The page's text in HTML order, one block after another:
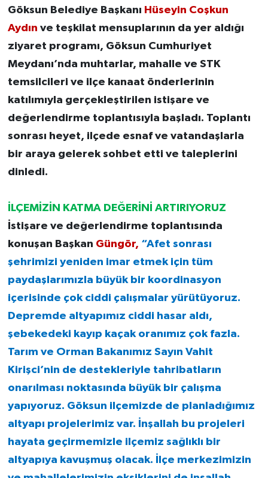
Göksun Belediye Başkanı Hüseyin Coşkun
Aydın ve teşkilat mensuplarının da yer aldığı
ziyaret programı, Göksun Cumhuriyet
Meydanı’nda muhtarlar, mahalle ve STK
temsilcileri ve ilçe kanaat önderlerinin
katılımıyla gerçekleştirilen istişare ve
değerlendirme toplantısıyla başladı. Toplantı
sonrası heyet, ilçede esnaf ve vatandaşlarla
bir araya gelerek sohbet etti ve taleplerini
dinledi.
İLÇEMİZİN KATMA DEĞERİNİ ARTIRIYORUZ
İstişare ve değerlendirme toplantısında
konuşan Başkan Güngör, “Afet sonrası
şehrimizi yeniden imar etmek için tüm
paydaşlarımızla büyük bir koordinasyon
içerisinde çok ciddi çalışmalar yürütüyoruz.
Depremde altyapımız ciddi hasar aldı,
şebekedeki kayıp kaçak oranımız çok fazla.
Tarım ve Orman Bakanımız Sayın Vahit
Kirişci’nin de destekleriyle tahribatların
onarılması noktasında büyük bir çalışma
yapıyoruz. Göksun ilçemizde de planladığımız
altyapı projelerimiz var. İnşallah bu projeleri
hayata geçirmemizle ilçemiz sağlıklı bir
altyapıya kavuşmuş olacak. İlçe merkezimizin